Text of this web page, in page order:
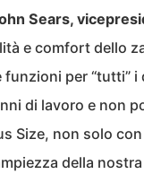
Sears,
e comfort dello
per “tutti”
di lavoro e non
Size, non solo
della